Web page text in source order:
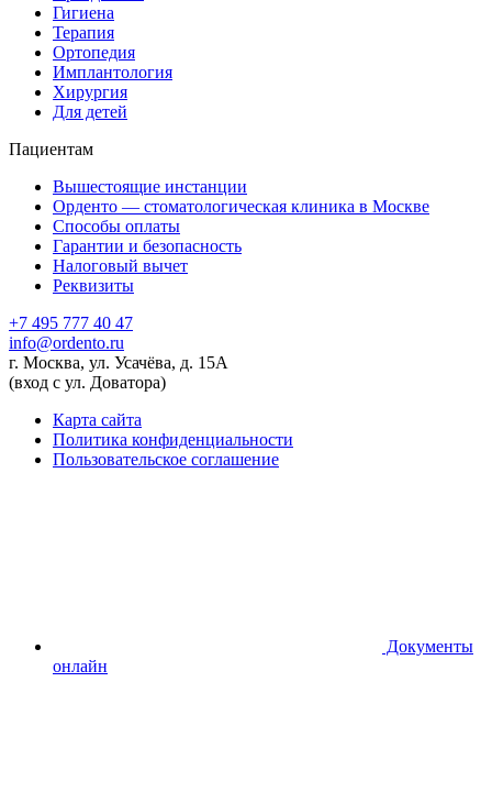
Гигиена
Терапия
Ортопедия
Имплантология
Хирургия
Для детей
Пациентам
Вышестоящие инстанции
Орденто — стоматологическая клиника в Москве
Способы оплаты
Гарантии и безопасность
Налоговый вычет
Реквизиты
+7 495 777 40 47
info@ordento.ru
г. Москва, ул. Усачёва, д. 15А
(вход с ул. Доватора)
Карта сайта
Политика конфиденциальности
Пользовательское соглашение
Документы
онлайн